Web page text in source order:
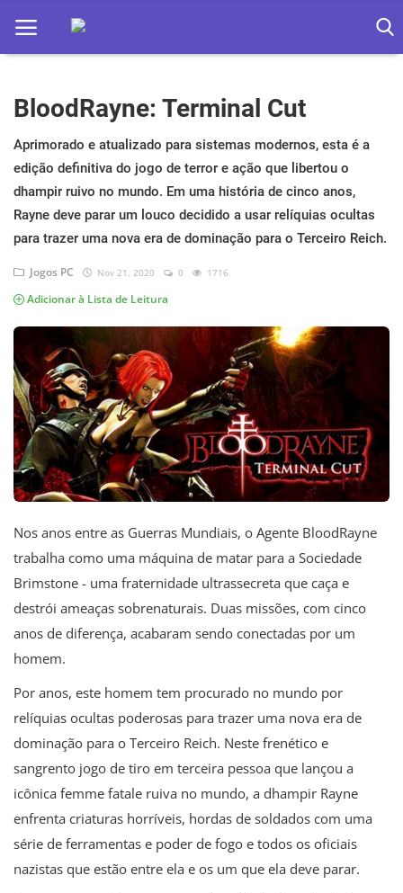
Home
Apps
Ebooks
Games
Música
Jogos hoje na TV
BloodRayne: Terminal Cut
Aprimorado e atualizado para sistemas modernos, esta é a
edição definitiva do jogo de terror e ação que libertou o
dhampir ruivo no mundo. Em uma história de cinco anos,
Rayne deve parar um louco decidido a usar relíquias ocultas
para trazer uma nova era de dominação para o Terceiro Reich.
Jogos PC Nov 21, 2020 0 1716
Adicionar à Lista de Leitura
Nos anos entre as Guerras Mundiais, o Agente BloodRayne
trabalha como uma máquina de matar para a Sociedade
Brimstone - uma fraternidade ultrassecreta que caça e
destrói ameaças sobrenaturais. Duas missões, com cinco
anos de diferença, acabaram sendo conectadas por um
homem.
Por anos, este homem tem procurado no mundo por
relíquias ocultas poderosas para trazer uma nova era de
dominação para o Terceiro Reich. Neste frenético e
sangrento jogo de tiro em terceira pessoa que lançou a
icônica femme fatale ruiva no mundo, a dhampir Rayne
enfrenta criaturas horríveis, hordas de soldados com uma
série de ferramentas e poder de fogo e todos os oficiais
nazistas que estão entre ela e os um que ela deve parar.